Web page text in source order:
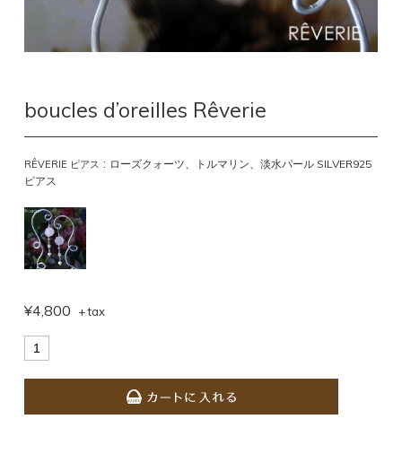
boucles d’oreilles Rêverie
RÊVERIE ピアス : ローズクォーツ、トルマリン、淡水パール SILVER925
ピアス
¥4,800 + tax